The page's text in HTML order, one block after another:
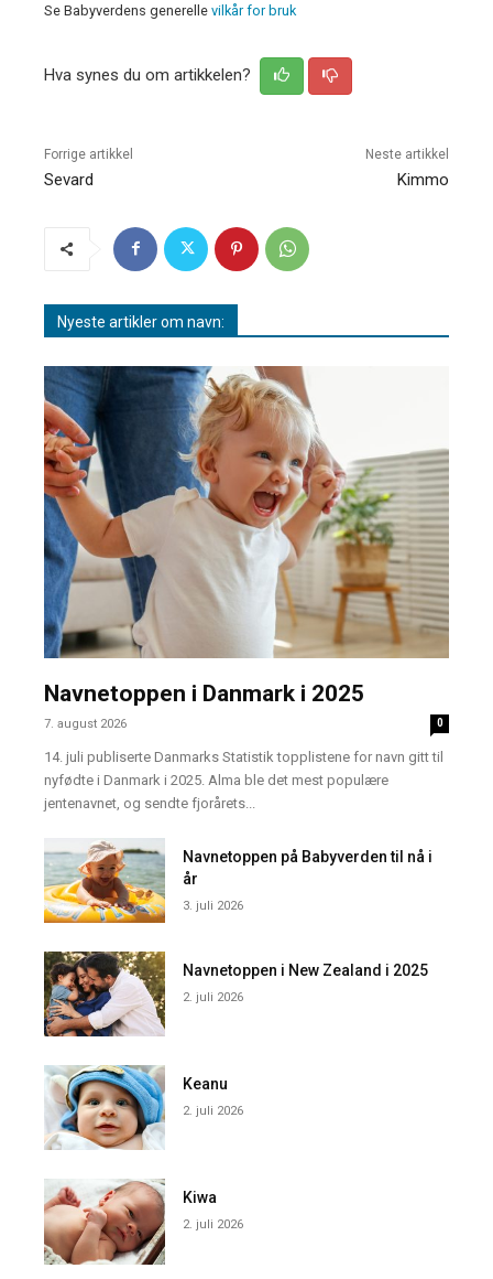
Se Babyverdens generelle vilkår for bruk
Hva synes du om artikkelen?
Forrige artikkel
Sevard
Neste artikkel
Kimmo
Nyeste artikler om navn:
Navnetoppen i Danmark i 2025
7. august 2026 0
14. juli publiserte Danmarks Statistik topplistene for navn gitt til
nyfødte i Danmark i 2025. Alma ble det mest populære
jentenavnet, og sendte fjorårets...
Navnetoppen på Babyverden til nå i
år
3. juli 2026
Navnetoppen i New Zealand i 2025
2. juli 2026
Keanu
2. juli 2026
Kiwa
2. juli 2026